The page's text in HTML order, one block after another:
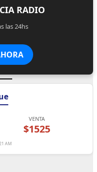
RADIO
las 24hs
VENTA
$1525
AM